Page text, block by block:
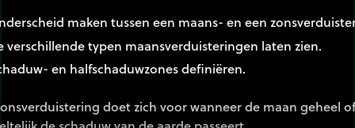
maken tussen een maans- en een
verschillende typen maansverduisteringen laten zien.
en halfschaduwzones definiëren.
doet zich voor wanneer de maan geheel of